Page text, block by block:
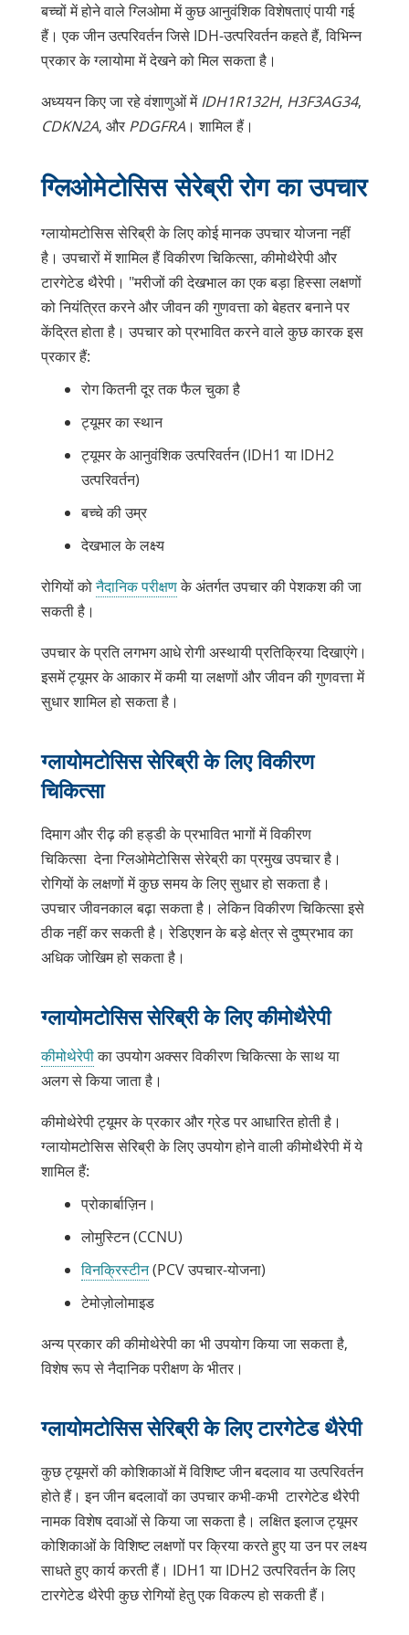
बच्चों में होने वाले ग्लिओमा में कुछ आनुवंशिक विशेषताएं पायी गई
हैं। एक जीनउत्परिवर्तनजिसे IDH-उत्परिवर्तन कहते हैं, विभिन्न
प्रकार के ग्लायोमा में देखने को मिल सकता है।
अध्ययन किए जा रहे वंशाणुओं मेंIDH1R132H, H3F3AG34,
CDKN2A, और PDGFRA। शामिल हैं।
ग्लिओमेटोसिस सेरेब्री रोग का उपचार
ग्लायोमटोसिस सेरिब्री के लिए कोई मानक उपचार योजना नहीं
है। उपचारों में शामिल हैं विकीरण चिकित्सा, कीमोथैरेपी और
टारगेटेड थैरेपी। "मरीजों की देखभाल का एक बड़ा हिस्सा लक्षणों
को नियंत्रित करने और जीवन की गुणवत्ता को बेहतर बनाने पर
केंद्रित होता है। उपचार को प्रभावित करने वाले कुछ कारक इस
प्रकार हैं:
रोग कितनी दूर तक फैल चुका है
ट्यूमर का स्थान
ट्यूमर के आनुवंशिक उत्परिवर्तन (IDH1 या IDH2
उत्परिवर्तन)
बच्चे की उम्र
देखभाल के लक्ष्य
रोगियों कोनैदानिक परीक्षणके अंतर्गत उपचार की पेशकश की जा
सकती है।
उपचार के प्रति लगभग आधे रोगी अस्थायी प्रतिक्रिया दिखाएंगे।
इसमें ट्यूमर के आकार में कमी या लक्षणों और जीवन की गुणवत्ता में
सुधार शामिल हो सकता है।
ग्लायोमटोसिस सेरिब्री के लिए विकीरण
चिकित्सा
दिमाग और रीढ़ की हड्डी के प्रभावित भागों में विकीरण
चिकित्सा देना ग्लिओमेटोसिस सेरेब्री का प्रमुख उपचार है।
रोगियों के लक्षणों में कुछ समय के लिए सुधार हो सकता है।
उपचार जीवनकाल बढ़ा सकता है। लेकिन विकीरण चिकित्सा इसे
ठीक नहीं कर सकती है। रेडिएशन के बड़े क्षेत्र से दुष्प्रभाव का
अधिक जोखिम हो सकता है।
ग्लायोमटोसिस सेरिब्री के लिए कीमोथैरेपी
कीमोथेरेपीका उपयोग अक्सर विकीरण चिकित्सा के साथ या
अलग से किया जाता है।
कीमोथेरेपी ट्यूमर के प्रकार और ग्रेड पर आधारित होती है।
ग्लायोमटोसिस सेरिब्री के लिए उपयोग होने वाली कीमोथैरेपी में ये
शामिल हैं:
प्रोकार्बाज़िन।
लोमुस्टिन (CCNU)
विनक्रिस्टीन(PCV उपचार-योजना)
टेमोज़ोलोमाइड
अन्य प्रकार की कीमोथेरेपी का भी उपयोग किया जा सकता है,
विशेष रूप से नैदानिक परीक्षण के भीतर।
ग्लायोमटोसिस सेरिब्री के लिए टारगेटेड थैरेपी
कुछ ट्यूमरों की कोशिकाओं में विशिष्ट जीन बदलाव या उत्परिवर्तन
होते हैं। इन जीन बदलावों का उपचार कभी-कभी टारगेटेड थैरेपी
नामक विशेष दवाओं से किया जा सकता है। लक्षित इलाज ट्यूमर
कोशिकाओं के विशिष्ट लक्षणों पर क्रिया करते हुए या उन पर लक्ष्य
साधते हुए कार्य करती हैं। IDH1 या IDH2 उत्परिवर्तन के लिए
टारगेटेड थैरेपी कुछ रोगियों हेतु एक विकल्प हो सकती हैं।